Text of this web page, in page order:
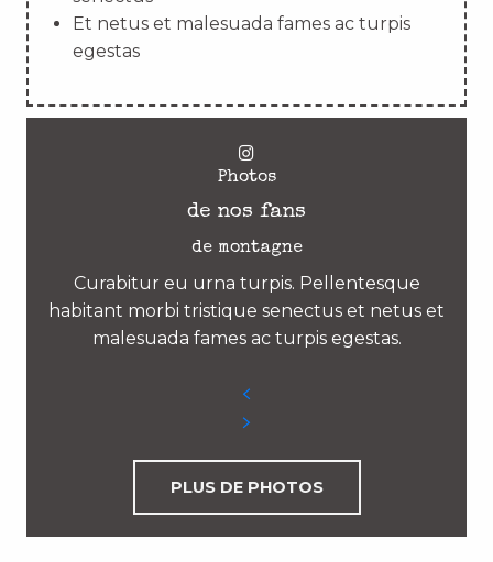
Et netus et malesuada fames ac turpis
egestas
Photos
de nos fans
de montagne
Curabitur eu urna turpis. Pellentesque
habitant morbi tristique senectus et netus et
malesuada fames ac turpis egestas.
PLUS DE PHOTOS